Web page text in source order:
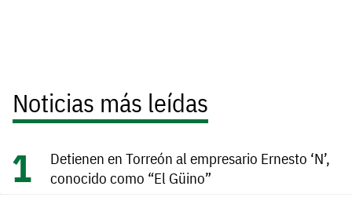
Noticias más leídas
Detienen en Torreón al empresario Ernesto ‘N’,
conocido como “El Güino”